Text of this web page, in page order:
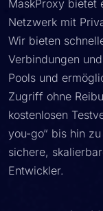
MaskProxy bietet
Netzwerk mit
Wir bieten
Verbindungen
Pools und
Zugriff ohne
kostenlosen
you-go“ bis hin
sichere,
Entwickler.